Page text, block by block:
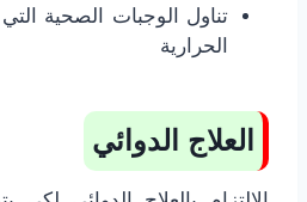
تناول الوجبات الصحية
الحرارية
العلاج الدوائي